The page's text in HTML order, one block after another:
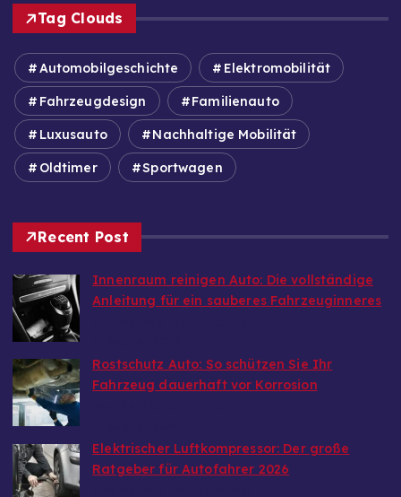
Tag Clouds
Automobilgeschichte Elektromobilität
Fahrzeugdesign Familienauto
Luxusauto Nachhaltige Mobilität
Oldtimer Sportwagen
Recent Post
Innenraum reinigen Auto: Die vollständige
Anleitung für ein sauberes Fahrzeuginneres
Rostschutz Auto: So schützen Sie Ihr
Fahrzeug dauerhaft vor Korrosion
Elektrischer Luftkompressor: Der große
Ratgeber für Autofahrer 2026